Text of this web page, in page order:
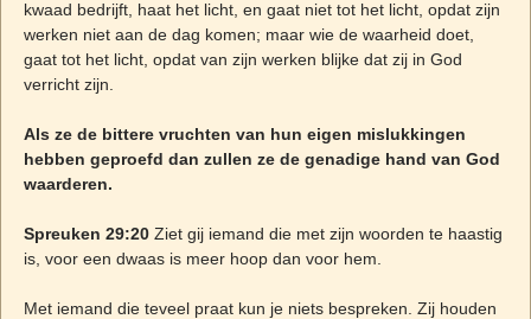
kwaad bedrijft, haat het licht, en gaat niet tot het licht, opdat zijn
werken niet aan de dag komen; maar wie de waarheid doet,
gaat tot het licht, opdat van zijn werken blijke dat zij in God
verricht zijn.
Als ze de bittere vruchten van hun eigen mislukkingen
hebben geproefd dan zullen ze de genadige hand van God
waarderen.
Spreuken 29:20Ziet gij iemand die met zijn woorden te haastig
is, voor een dwaas is meer hoop dan voor hem.
Met iemand die teveel praat kun je niets bespreken. Zij houden